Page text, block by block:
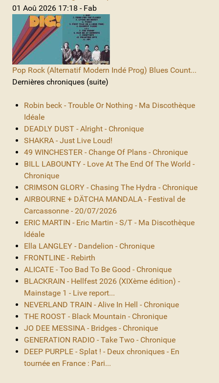
01 Aoû 2026 17:18 - Fab
Pop Rock (Alternatif Modern Indé Prog) Blues Count...
Dernières chroniques (suite)
Robin beck - Trouble Or Nothing - Ma Discothèque
Idéale
DEADLY DUST - Alright - Chronique
SHAKRA - Just Live Loud!
49 WINCHESTER - Change Of Plans - Chronique
BILL LABOUNTY - Love At The End Of The World -
Chronique
CRIMSON GLORY - Chasing The Hydra - Chronique
AIRBOURNE + DÄTCHA MANDALA - Festival de
Carcassonne - 20/07/2026
ERIC MARTIN - Eric Martin - S/T - Ma Discothèque
Idéale
Ella LANGLEY - Dandelion - Chronique
FRONTLINE - Rebirth
ALICATE - Too Bad To Be Good - Chronique
BLACKRAIN - Hellfest 2026 (XIXème édition) -
Mainstage 1 - Live report...
NEVERLAND TRAIN - Alive In Hell - Chronique
THE ROOST - Black Mountain - Chronique
JO DEE MESSINA - Bridges - Chronique
GENERATION RADIO - Take Two - Chronique
DEEP PURPLE - Splat ! - Deux chroniques - En
tournée en France : Pari...